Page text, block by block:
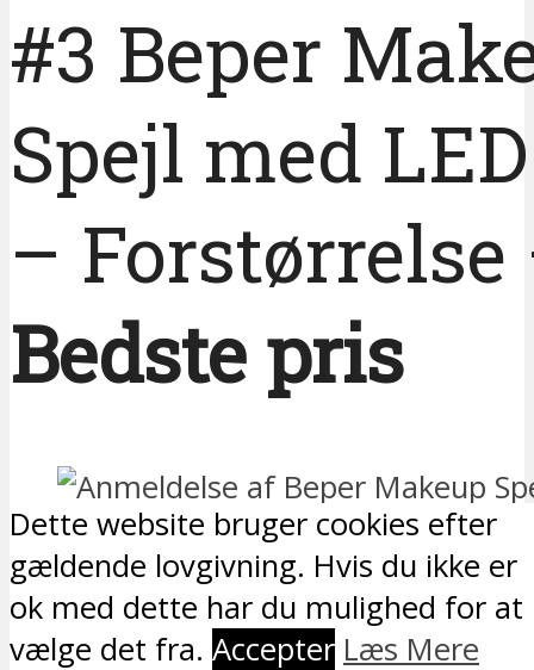
#3 Beper
Spejl med
– Forstørrelse
Bedste pris
Vurdering: 4.2 ud af 5
Dette website bruger cookies efter
gældende lovgivning. Hvis du ikke er
ok med dette har du mulighed for at
vælge det fra. Accepter Læs Mere